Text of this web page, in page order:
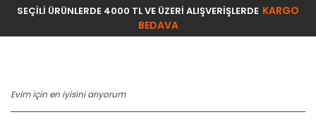
SEÇİLİ ÜRÜNLERDE 4000 TL VE ÜZERİ ALIŞVERİŞLERDE KARGO
BEDAVA